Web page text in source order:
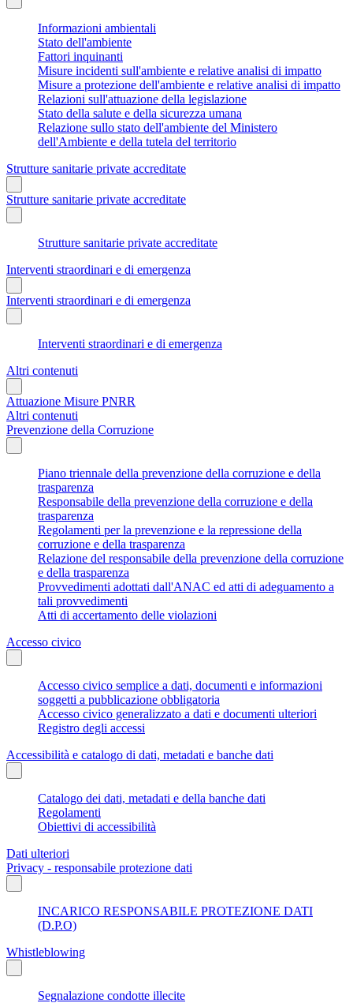
Informazioni ambientali
Stato dell'ambiente
Fattori inquinanti
Misure incidenti sull'ambiente e relative analisi di impatto
Misure a protezione dell'ambiente e relative analisi di impatto
Relazioni sull'attuazione della legislazione
Stato della salute e della sicurezza umana
Relazione sullo stato dell'ambiente del Ministero
dell'Ambiente e della tutela del territorio
Strutture sanitarie private accreditate
Strutture sanitarie private accreditate
Strutture sanitarie private accreditate
Interventi straordinari e di emergenza
Interventi straordinari e di emergenza
Interventi straordinari e di emergenza
Altri contenuti
Attuazione Misure PNRR
Altri contenuti
Prevenzione della Corruzione
Piano triennale della prevenzione della corruzione e della
trasparenza
Responsabile della prevenzione della corruzione e della
trasparenza
Regolamenti per la prevenzione e la repressione della
corruzione e della trasparenza
Relazione del responsabile della prevenzione della corruzione
e della trasparenza
Provvedimenti adottati dall'ANAC ed atti di adeguamento a
tali provvedimenti
Atti di accertamento delle violazioni
Accesso civico
Accesso civico semplice a dati, documenti e informazioni
soggetti a pubblicazione obbligatoria
Accesso civico generalizzato a dati e documenti ulteriori
Registro degli accessi
Accessibilità e catalogo di dati, metadati e banche dati
Catalogo dei dati, metadati e della banche dati
Regolamenti
Obiettivi di accessibilità
Dati ulteriori
Privacy - responsabile protezione dati
INCARICO RESPONSABILE PROTEZIONE DATI
(D.P.O)
Whistleblowing
Segnalazione condotte illecite